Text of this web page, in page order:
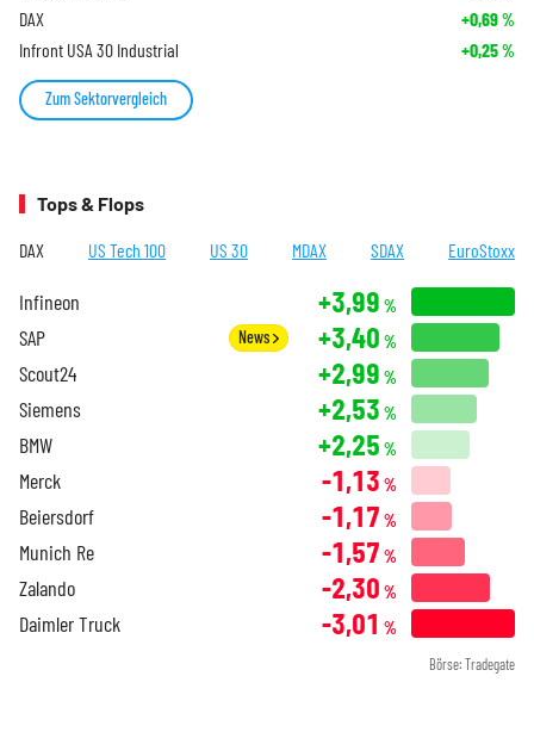
DAX +0,69%
Infront USA 30 Industrial +0,25%
Zum Sektorvergleich
Tops & Flops
DAX US Tech 100 US 30 MDAX SDAX EuroStoxx
Infineon +3,99 %
SAP News +3,40 %
Scout24 +2,99 %
Siemens +2,53 %
BMW +2,25 %
Merck -1,13 %
Beiersdorf -1,17 %
Munich Re -1,57 %
Zalando -2,30 %
Daimler Truck -3,01 %
Börse: Tradegate